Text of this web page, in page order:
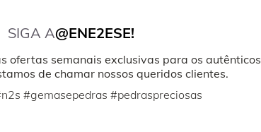
SIGA A@ENE2ESE!
ofertas semanais exclusivas para os autênticos
de chamar nossos queridos clientes.
#gemasepedras #pedraspreciosas